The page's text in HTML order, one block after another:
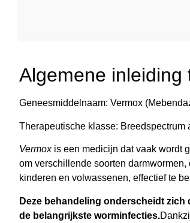
Algemene inleiding
Geneesmiddelnaam: Vermox
Therapeutische klasse: Breedspectrum
Vermoxis een medicijn dat vaak wordt
om verschillende soorten
kinderen en volwassenen, effectief te
Deze behandeling onderscheidt
de belangrijkste worminfecties.